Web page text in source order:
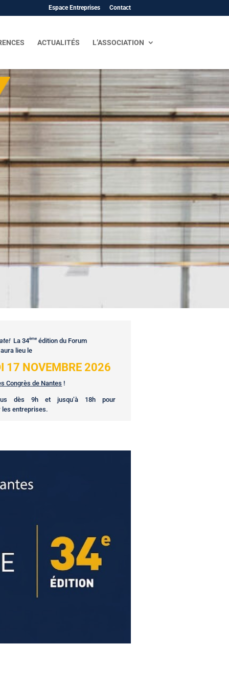
Espace Entreprises Contact
ACTUALITÉS L’ASSOCIATION
La 34ème édition du Forum
lieu le
17 NOVEMBRE 2026
Congrès de Nantes !
dès 9h et jusqu’à 18h pour
les entreprises.